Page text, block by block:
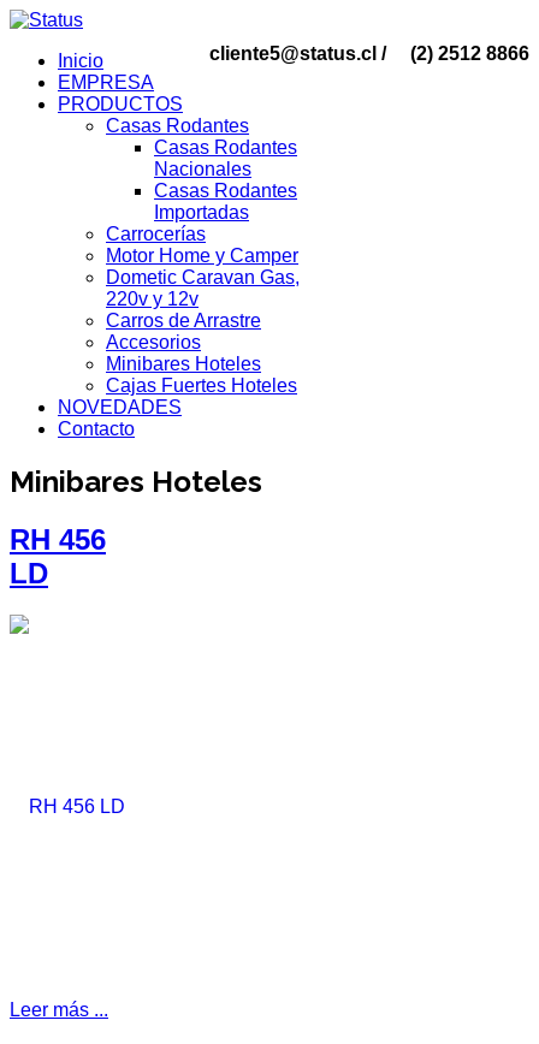
cliente5@status.cl / (2) 2512 8866
Inicio
EMPRESA
PRODUCTOS
Casas Rodantes
Casas Rodantes
Nacionales
Casas Rodantes
Importadas
Carrocerías
Motor Home y Camper
Dometic Caravan Gas,
220v y 12v
Carros de Arrastre
Accesorios
Minibares Hoteles
Cajas Fuertes Hoteles
NOVEDADES
Contacto
Minibares Hoteles
RH 456
LD
Leer más ...